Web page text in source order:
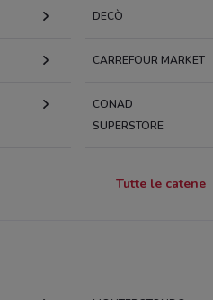
DECÒ
CARREFOUR MARKET
CONAD
SUPERSTORE
Tutte le catene